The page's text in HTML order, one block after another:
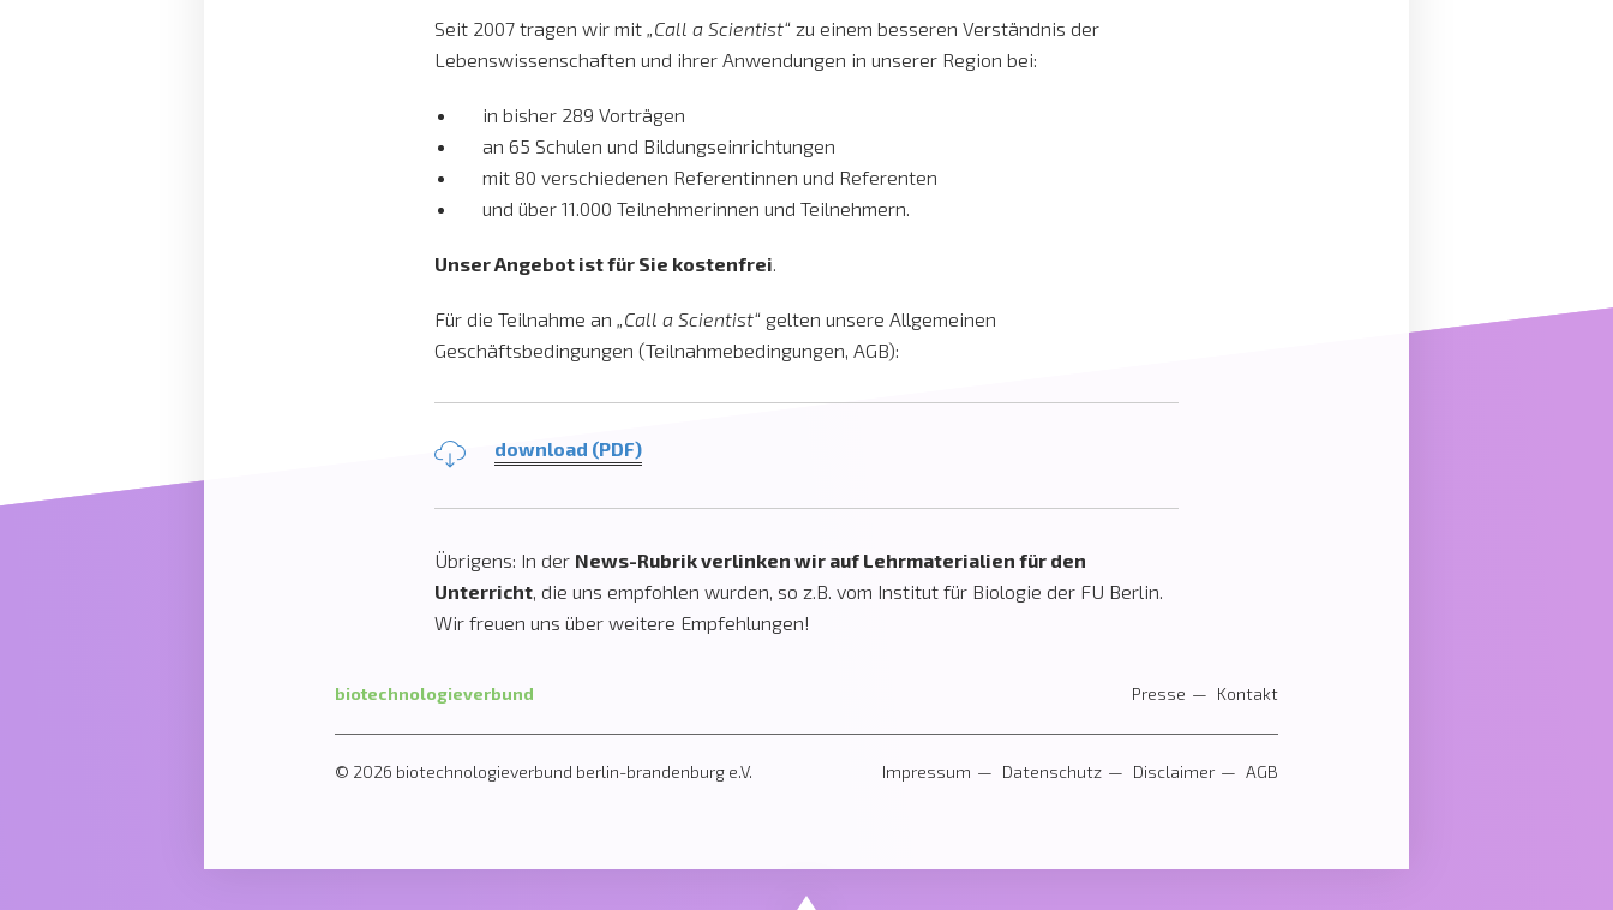
Seit 2007 tragen wir mit „Call a Scientist“ zu einem besseren Verständnis der
Lebenswissenschaften und ihrer Anwendungen in unserer Region bei:
in bisher 289 Vorträgen
an 65 Schulen und Bildungseinrichtungen
mit 80 verschiedenen Referentinnen und Referenten
und über 11.000 Teilnehmerinnen und Teilnehmern.
Unser Angebot ist für Sie kostenfrei.
Für die Teilnahme an „Call a Scientist“ gelten unsere Allgemeinen
Geschäftsbedingungen (Teilnahmebedingungen, AGB):
download (PDF)
Übrigens: In der News-Rubrik verlinken wir auf Lehrmaterialien für den
Unterricht, die uns empfohlen wurden, so z.B. vom Institut für Biologie der FU Berlin.
Wir freuen uns über weitere Empfehlungen!
Presse Kontakt
biotechnologieverbund
Impressum Datenschutz Disclaimer AGB
© 2026 biotechnologieverbund berlin-brandenburg e.V.